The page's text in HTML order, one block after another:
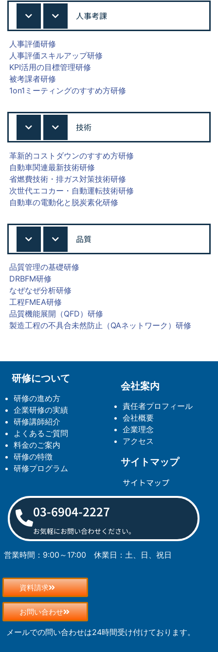
人事考課
人事評価研修
人事評価スキルアップ研修
KPI活用の目標管理研修
被考課者研修
1on1ミーティングのすすめ方研修
技術
革新的コストダウンのすすめ方研修
自動車関連最新技術研修
省燃費技術・排ガス対策技術研修
次世代エコカー・自動運転技術研修
自動車の電動化と脱炭素化研修
品質
品質管理の基礎研修
DRBFM研修
なぜなぜ分析研修
工程FMEA研修
品質機能展開（QFD）研修
製造工程の不具合未然防止（QAネットワーク）研修
研修について
研修の進め方
企業研修の実績
研修講師紹介
よくあるご質問
料金のご案内
研修の特徴
研修プログラム
会社案内
責任者プロフィール
会社概要
企業理念
アクセス
サイトマップ
サイトマップ
03-6904-2227
お気軽にお問い合わせください。
営業時間：9:00～17:00 休業日：土、日、祝日
資料請求
お問い合わせ
メールでの問い合わせは24時間受け付けております。